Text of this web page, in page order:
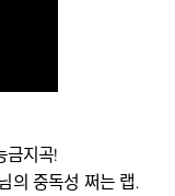
금지곡!
의 중독성 쩌는 랩.